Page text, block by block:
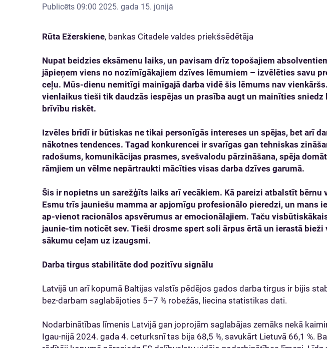
Publicēts 09:00 2025. gada 15. jūnijā
Rūta Ežerskiene, bankas Citadele valdes priekšsēdētāja
Nupat beidzies eksāmenu laiks, un pavisam drīz topošajiem
jāpieņem viens no nozīmīgākajiem dzīves lēmumiem – izvēlēties savu
ceļu. Mūs-dienu nemitīgi mainīgajā darba vidē šis lēmums nav
vienlaikus tieši tik daudzās iespējas un prasība augt un mainīties sniedz
brīvību riskēt.
Izvēles brīdī ir būtiskas ne tikai personīgās intereses un spējas, bet arī
nākotnes tendences. Tagad konkurencei ir svarīgas gan tehniskas
radošums, komunikācijas prasmes, svešvalodu pārzināšana, spēja
rāmjiem un vēlme nepārtraukti mācīties visas darba dzīves garumā.
Šis ir nopietns un sarežģīts laiks arī vecākiem. Kā pareizi atbalstīt bērnu
Esmu trīs jauniešu mamma ar apjomīgu profesionālo pieredzi, un mans
ap-vienot racionālos apsvērumus ar emocionālajiem. Taču
jaunie-tim noticēt sev. Tieši drosme spert soli ārpus ērtā un ierastā bieži
sākumu ceļam uz izaugsmi.
Darba tirgus stabilitāte dod pozitīvu signālu
Latvijā un arī kopumā Baltijas valstīs pēdējos gados darba tirgus ir bijis
bez-darbam saglabājoties 5–7 % robežās, liecina statistikas dati.
Nodarbinātības līmenis Latvijā gan joprojām saglabājas zemāks nekā
Igau-nijā 2024. gada 4. ceturksnī tas bija 68,5 %, savukārt Lietuvā 66,1 %.